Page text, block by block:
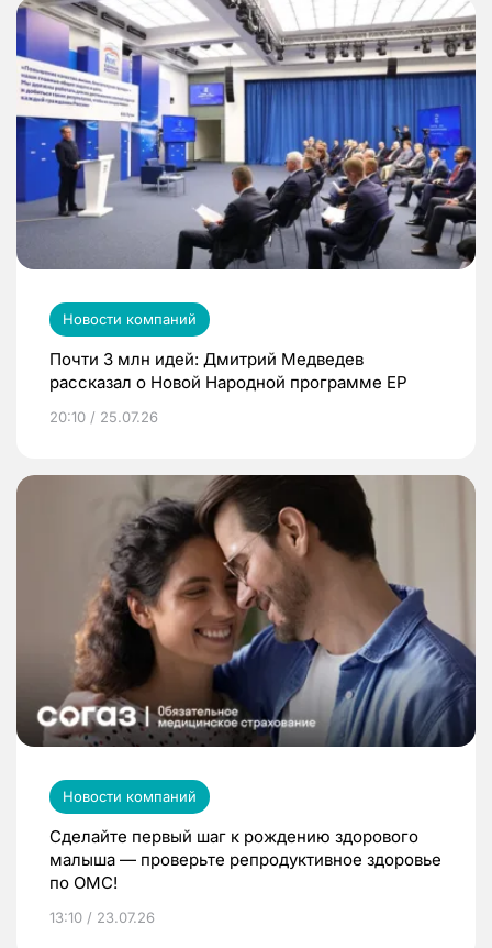
Новости компаний
Почти 3 млн идей: Дмитрий Медведев
рассказал о Новой Народной программе ЕР
20:10 / 25.07.26
Новости компаний
Сделайте первый шаг к рождению здорового
малыша — проверьте репродуктивное здоровье
по ОМС!
13:10 / 23.07.26